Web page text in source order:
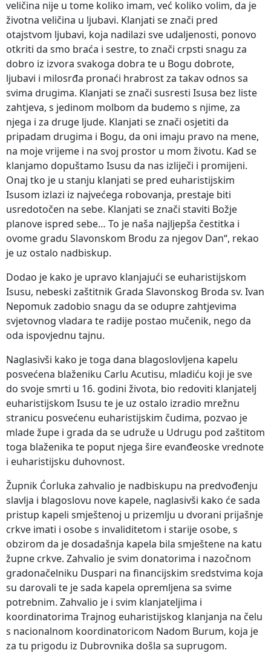
veličina nije u tome koliko imam, već koliko volim, da je
životna veličina u ljubavi. Klanjati se znači pred
otajstvom ljubavi, koja nadilazi sve udaljenosti, ponovo
otkriti da smo braća i sestre, to znači crpsti snagu za
dobro iz izvora svakoga dobra te u Bogu dobrote,
ljubavi i milosrđa pronaći hrabrost za takav odnos sa
svima drugima. Klanjati se znači susresti Isusa bez liste
zahtjeva, s jedinom molbom da budemo s njime, za
njega i za druge ljude. Klanjati se znači osjetiti da
pripadam drugima i Bogu, da oni imaju pravo na mene,
na moje vrijeme i na svoj prostor u mom životu. Kad se
klanjamo dopuštamo Isusu da nas izliječi i promijeni.
Onaj tko je u stanju klanjati se pred euharistijskim
Isusom izlazi iz najvećega robovanja, prestaje biti
usredotočen na sebe. Klanjati se znači staviti Božje
planove ispred sebe… To je naša najljepša čestitka i
ovome gradu Slavonskom Brodu za njegov Dan“, rekao
je uz ostalo nadbiskup.
Dodao je kako je upravo klanjajući se euharistijskom
Isusu, nebeski zaštitnik Grada Slavonskog Broda sv. Ivan
Nepomuk zadobio snagu da se odupre zahtjevima
svjetovnog vladara te radije postao mučenik, nego da
oda ispovjednu tajnu.
Naglasivši kako je toga dana blagoslovljena kapelu
posvećena blaženiku Carlu Acutisu, mladiću koji je sve
do svoje smrti u 16. godini života, bio redoviti klanjatelj
euharistijskom Isusu te je uz ostalo izradio mrežnu
stranicu posvećenu euharistijskim čudima, pozvao je
mlade župe i grada da se udruže u Udrugu pod zaštitom
toga blaženika te poput njega šire evanđeoske vrednote
i euharistijsku duhovnost.
Župnik Ćorluka zahvalio je nadbiskupu na predvođenju
slavlja i blagoslovu nove kapele, naglasivši kako će sada
pristup kapeli smještenoj u prizemlju u dvorani prijašnje
crkve imati i osobe s invaliditetom i starije osobe, s
obzirom da je dosadašnja kapela bila smještene na katu
župne crkve. Zahvalio je svim donatorima i nazočnom
gradonačelniku Duspari na financijskim sredstvima koja
su darovali te je sada kapela opremljena sa svime
potrebnim. Zahvalio je i svim klanjateljima i
koordinatorima Trajnog euharistijskog klanjanja na čelu
s nacionalnom koordinatoricom Nadom Burum, koja je
za tu prigodu iz Dubrovnika došla sa suprugom.